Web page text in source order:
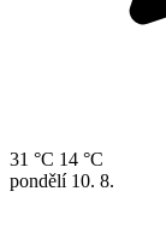
31 °C 14 °C
pondělí 10. 8.